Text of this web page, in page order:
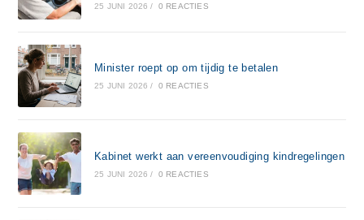
25 JUNI 2026 / 0 REACTIES
Minister roept op om tijdig te betalen
25 JUNI 2026 / 0 REACTIES
Kabinet werkt aan vereenvoudiging kindregelingen
25 JUNI 2026 / 0 REACTIES